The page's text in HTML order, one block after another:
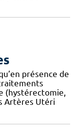
présence de
(hystérectomie,
Artères Utéri